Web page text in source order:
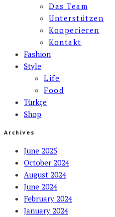
Das Team
Unterstützen
Kooperieren
Kontakt
Fashion
Style
Life
Food
Türkçe
Shop
Archives
June 2025
October 2024
August 2024
June 2024
February 2024
January 2024